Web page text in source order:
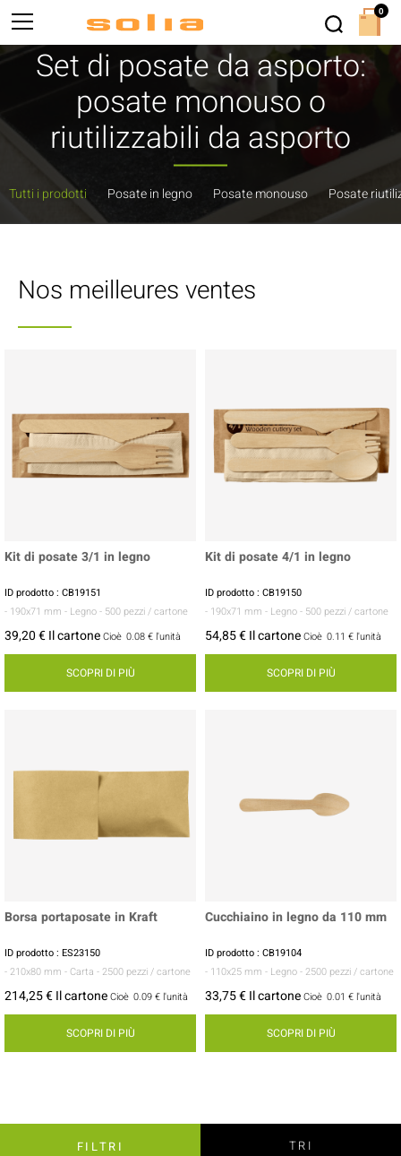
Set di posate da asporto:
posate monouso o
riutilizzabili da asporto
Tutti i prodotti Posate in legno Posate monouso Posate
Nos meilleures ventes
Kit di posate 3/1 in legno
ID prodotto : CB19151
- 190x71 mm - Legno- 500 pezzi / cartone
39,20 € Il cartoneCioè 0.08 € l'unità
SCOPRI DI PIÙ
Kit di posate 4/1 in legno
ID prodotto : CB19150
- 190x71 mm - Legno- 500 pezzi / cartone
54,85 € Il cartoneCioè 0.11 € l'unità
SCOPRI DI PIÙ
Borsa portaposate in Kraft
ID prodotto : ES23150
- 210x80 mm - Carta - 2500 pezzi / cartone
214,25 € Il cartoneCioè 0.09 € l'unità
SCOPRI DI PIÙ
Cucchiaino in legno da 110 mm
ID prodotto : CB19104
- 110x25 mm - Legno- 2500 pezzi / cartone
33,75 € Il cartoneCioè 0.01 € l'unità
SCOPRI DI PIÙ
FILTRI TRI
0